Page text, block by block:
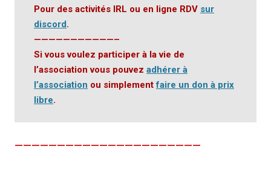
Pour des activités IRL ou en ligne RDV sur
discord.
———————————–
Si vous voulez participer à la vie de
l’association vous pouvez adhérer à
l’association ou simplementfaire un don à prix
libre.
——————————————————————